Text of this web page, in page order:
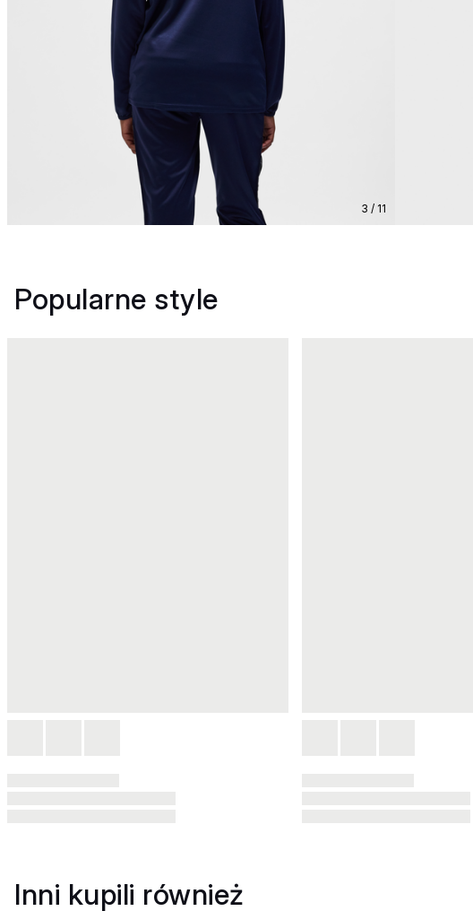
3 / 11
Popularne style
Inni kupili również